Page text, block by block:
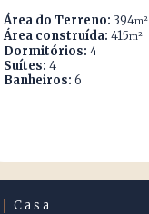
Área do Terreno: 394m²
Área construída: 415m²
Dormitórios: 4
Suítes: 4
Banheiros: 6
Casa